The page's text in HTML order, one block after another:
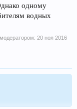
одному
водных
20 ноя 2016